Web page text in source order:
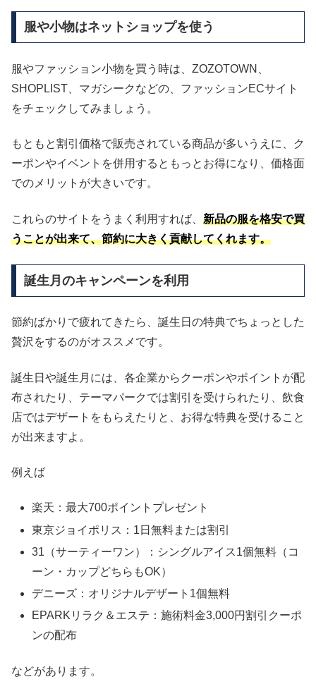
服や小物はネットショップを使う
服やファッション小物を買う時は、ZOZOTOWN、
SHOPLIST、マガシークなどの、ファッションECサイト
をチェックしてみましょう。
もともと割引価格で販売されている商品が多いうえに、ク
ーポンやイベントを併用するともっとお得になり、価格面
でのメリットが大きいです。
これらのサイトをうまく利用すれば、 新品の服を格安で買
うことが出来て、節約に大きく貢献してくれます。
誕生月のキャンペーンを利用
節約ばかりで疲れてきたら、誕生日の特典でちょっとした
贅沢をするのがオススメです。
誕生日や誕生月には、各企業からクーポンやポイントが配
布されたり、テーマパークでは割引を受けられたり、飲食
店ではデザートをもらえたりと、お得な特典を受けること
が出来ますよ。
例えば
楽天：最大700ポイントプレゼント
東京ジョイポリス：1日無料または割引
31（サーティーワン）：シングルアイス1個無料（コ
ーン・カップどちらもOK）
デニーズ：オリジナルデザート1個無料
EPARKリラク＆エステ：施術料金3,000円割引クーポ
ンの配布
などがあります。